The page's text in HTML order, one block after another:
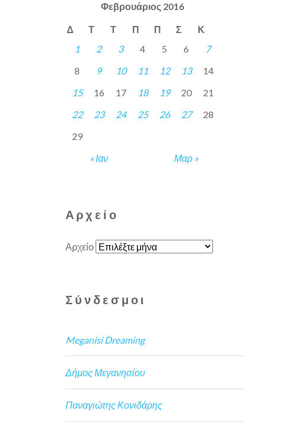
Φεβρουάριος 2016
Δ Τ Τ Π Π Σ Κ
« Ιαν Μαρ »
1 2 3 4 5 6
7
8
9 10 11 12 13
14
15
16 17 18 19 20
21
22
23 24 25 26 27
28
29
Αρχείο
Αρχείο
Σύνδεσμοι
Meganisi Dreaming
Δήμος Μεγανησίου
Παναγιώτης Κονιδάρης